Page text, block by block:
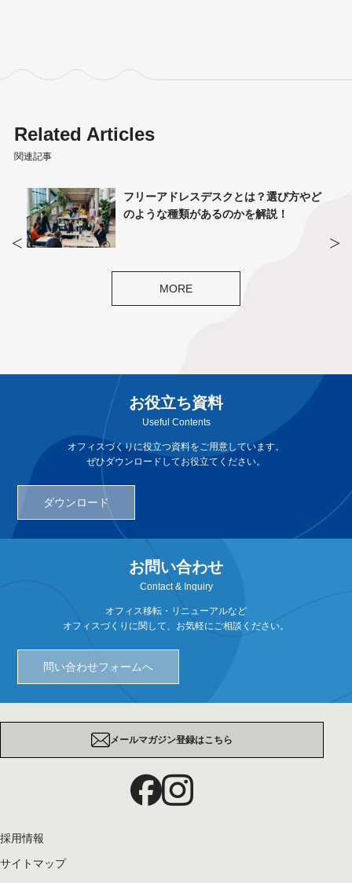
Related Articles
関連記事
フリーアドレスデスクとは？選び方やど
のような種類があるのかを解説！
MORE
お役立ち資料
Useful Contents
オフィスづくりに役立つ資料をご用意しています。
ぜひダウンロードしてお役立てください。
ダウンロード
お問い合わせ
Contact & Inquiry
オフィス移転・リニューアルなど
オフィスづくりに関して、お気軽にご相談ください。
問い合わせフォームへ
メールマガジン登録はこちら
採用情報
サイトマップ